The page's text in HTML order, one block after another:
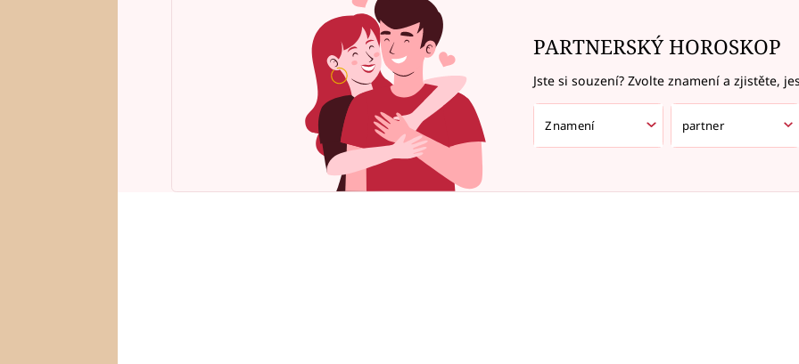
PARTNERSKÝ HOROSKOP
Jste si souzení? Zvolte znamení a zjistěte,